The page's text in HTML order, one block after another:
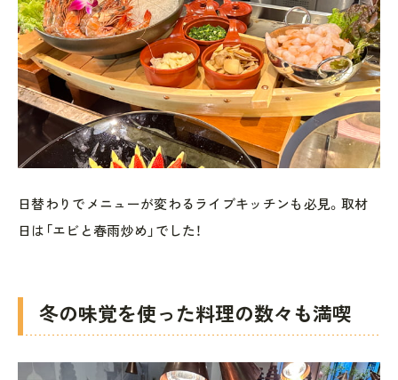
日替わりでメニューが変わるライブキッチンも必見。取材
日は「エビと春雨炒め」でした！
冬の味覚を使った料理の数々も満喫